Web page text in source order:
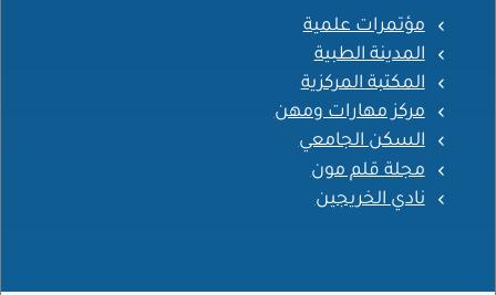
مؤتمرات علمية
المدينة الطبية
المكتبة المركزية
مركز مهارات ومهن
السكن الجامعي
مجلة قلم مون
نادي الخريجين